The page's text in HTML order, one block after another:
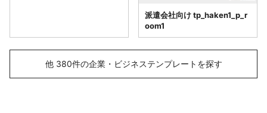
派遣会社向け tp_haken1_p_r
oom1
他 380件の企業・ビジネステンプレートを探す